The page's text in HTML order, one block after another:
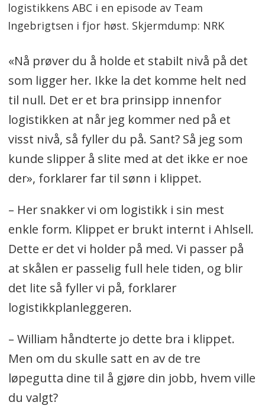
logistikkens ABC i en episode av Team
Ingebrigtsen i fjor høst. Skjermdump: NRK
«Nå prøver du å holde et stabilt nivå på det
som ligger her. Ikke la det komme helt ned
til null. Det er et bra prinsipp innenfor
logistikken at når jeg kommer ned på et
visst nivå, så fyller du på. Sant? Så jeg som
kunde slipper å slite med at det ikke er noe
der», forklarer far til sønn i klippet.
– Her snakker vi om logistikk i sin mest
enkle form. Klippet er brukt internt i Ahlsell.
Dette er det vi holder på med. Vi passer på
at skålen er passelig full hele tiden, og blir
det lite så fyller vi på, forklarer
logistikkplanleggeren.
– William håndterte jo dette bra i klippet.
Men om du skulle satt en av de tre
løpegutta dine til å gjøre din jobb, hvem ville
du valgt?